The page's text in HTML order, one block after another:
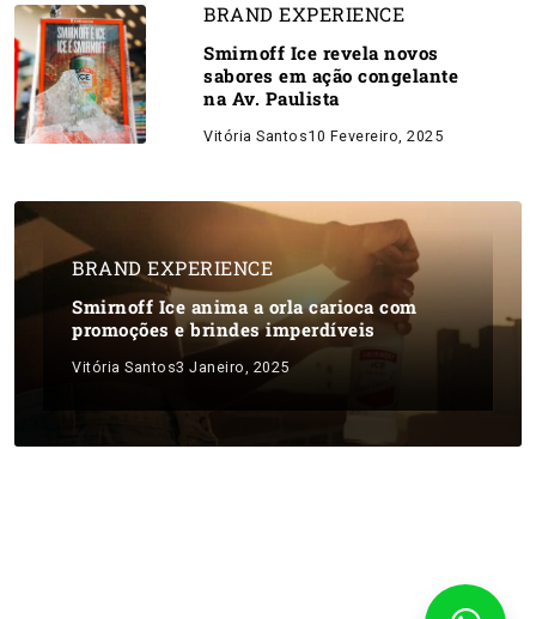
BRAND EXPERIENCE
Smirnoff Ice revela novos
sabores em ação congelante
na Av. Paulista
Vitória Santos10 Fevereiro, 2025
BRAND EXPERIENCE
Smirnoff Ice anima a orla carioca com
promoções e brindes imperdíveis
Vitória Santos3 Janeiro, 2025